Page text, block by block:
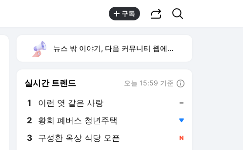
구독
뉴스 밖 이야기, 다음 커뮤니티 웹에서 보기
실시간 트렌드 오늘 15:59 기준
1 이런 엿 같은 사랑
2 황희 폐버스 청년주택
3 구성환 옥상 식당 오픈